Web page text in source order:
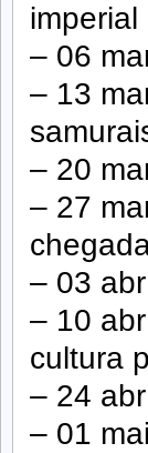
imperial
– 06
– 13
– 20
– 27
– 03
– 10
cultura
– 24
– 01